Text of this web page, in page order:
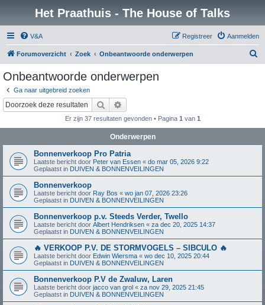
Het Praathuis - The House of Talks
V&A Aanmelden
Registreer
Forumoverzicht Zoek Onbeantwoorde onderwerpen
Onbeantwoorde onderwerpen
Ga naar uitgebreid zoeken
Zoek
Er zijn 37 resultaten gevonden • Pagina 1 van 1
Onderwerpen
Bonnenverkoop Pro Patria
Laatste bericht door Peter van Essen « do mar 05, 2026 9:22
Geplaatst in DUIVEN & BONNENVEILINGEN
Bonnenverkoop
Laatste bericht door Ray Bos « wo jan 07, 2026 23:26
Geplaatst in DUIVEN & BONNENVEILINGEN
Bonnenverkoop p.v. Steeds Verder, Twello
Laatste bericht door Albert Hendriksen « za dec 20, 2025 14:37
Geplaatst in DUIVEN & BONNENVEILINGEN
🔥 VERKOOP P.V. DE STORMVOGELS – SIBCULO 🔥
Laatste bericht door Edwin Wiersma « wo dec 10, 2025 20:44
Geplaatst in DUIVEN & BONNENVEILINGEN
Bonnenverkoop P.V de Zwaluw, Laren
Laatste bericht door jacco van grol « za nov 29, 2025 21:45
Geplaatst in DUIVEN & BONNENVEILINGEN